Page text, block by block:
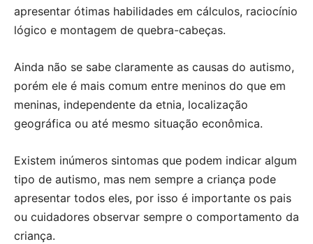
apresentar ótimas habilidades em cálculos, raciocínio
lógico e montagem de quebra-cabeças.
Ainda não se sabe claramente as causas do autismo,
porém ele é mais comum entre meninos do que em
meninas, independente da etnia, localização
geográfica ou até mesmo situação econômica.
Existem inúmeros sintomas que podem indicar algum
tipo de autismo, mas nem sempre a criança pode
apresentar todos eles, por isso é importante os pais
ou cuidadores observar sempre o comportamento da
criança.